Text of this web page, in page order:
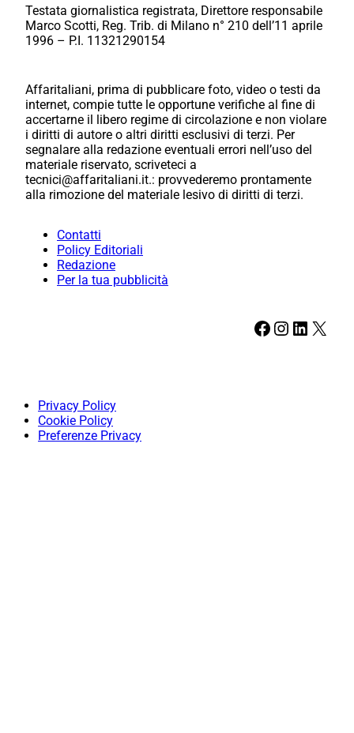
Testata giornalistica registrata, Direttore responsabile
Marco Scotti, Reg. Trib. di Milano n° 210 dell’11 aprile
1996 – P.I. 11321290154
Affaritaliani, prima di pubblicare foto, video o testi da
internet, compie tutte le opportune verifiche al fine di
accertarne il libero regime di circolazione e non violare
i diritti di autore o altri diritti esclusivi di terzi. Per
segnalare alla redazione eventuali errori nell’uso del
materiale riservato, scriveteci a
tecnici@affaritaliani.it.: provvederemo prontamente
alla rimozione del materiale lesivo di diritti di terzi.
Contatti
Policy Editoriali
Redazione
Per la tua pubblicità
Facebook Instagram LinkedIn X
Privacy Policy
Cookie Policy
Preferenze Privacy